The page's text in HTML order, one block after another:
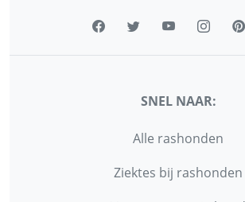
SNEL NAAR:
Alle rashonden
Ziektes bij rashonden